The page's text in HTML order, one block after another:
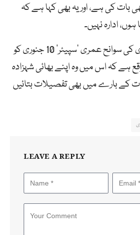
بات کی ہے، اور یہ بھی کہا ہے کہ
ادارہ نہیں۔
واضح رہے شہزادہ ہیری کی سوانح عمری ’سپیئر‘ 10 جنوری کو
ہے کہ اس میں وہ اپنے بھائی شہزادہ
کے بارے میں بھی تفصیلات بتائیں
LEAVE A REPLY